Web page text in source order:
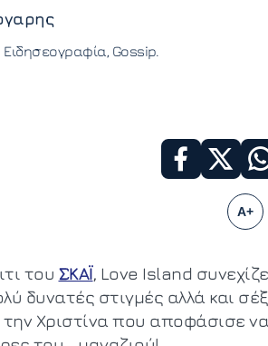
Ειδησεογραφία Gossip
A+
του ΣΚΑΪ, Love Island
δυνατές στιγμές αλλά και
Χριστίνα που αποφάσισε